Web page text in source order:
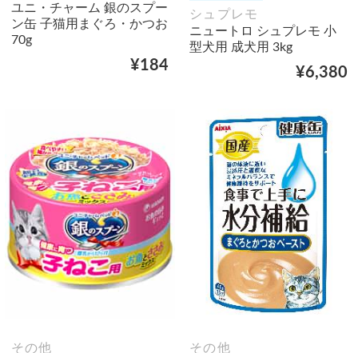
ユニ・チャーム 銀のスプー
ン缶 子猫用まぐろ・かつお
70g
¥184
シュプレモ
ニュートロ シュプレモ 小
型犬用 成犬用 3kg
¥6,380
その他
その他